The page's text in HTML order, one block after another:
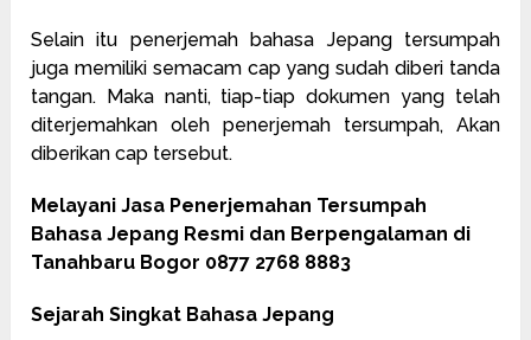
Selain itu penerjemah bahasa Jepang tersumpah
juga memiliki semacam cap yang sudah diberi tanda
tangan. Maka nanti, tiap-tiap dokumen yang telah
diterjemahkan oleh penerjemah tersumpah, Akan
diberikan cap tersebut.
Melayani Jasa Penerjemahan Tersumpah
Bahasa Jepang Resmi dan Berpengalaman di
Tanahbaru Bogor 0877 2768 8883
Sejarah Singkat Bahasa Jepang